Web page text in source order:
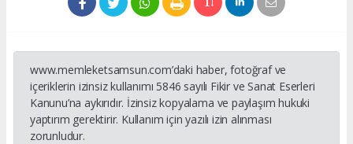
www.memleketsamsun.com’daki haber, fotoğraf ve
içeriklerin izinsiz kullanımı 5846 sayılı Fikir ve Sanat Eserleri
Kanunu’na aykırıdır. İzinsiz kopyalama ve paylaşım hukuki
yaptırım gerektirir. Kullanım için yazılı izin alınması
zorunludur.